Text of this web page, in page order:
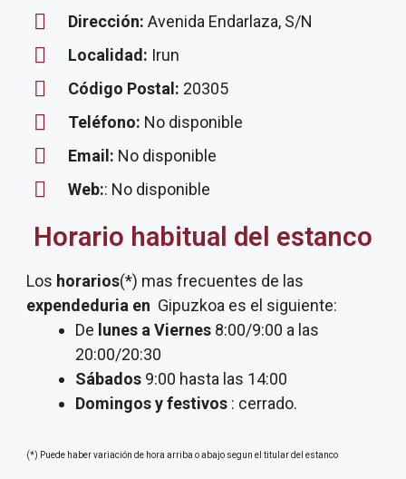
Dirección: Avenida Endarlaza, S/N
Localidad: Irun
Código Postal: 20305
Teléfono: No disponible
Email: No disponible
Web:: No disponible
Horario habitual del estanco
Los horarios(*) mas frecuentes de las
expendeduria en Gipuzkoa es el siguiente:
De lunes a Viernes 8:00/9:00 a las
20:00/20:30
Sábados 9:00 hasta las 14:00
Domingos y festivos : cerrado.
(*) Puede haber variación de hora arriba o abajo segun el titular del estanco